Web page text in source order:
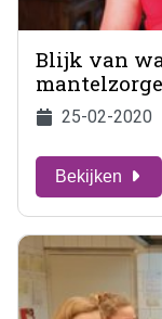
Blijk van
25-02-2020
Bekijken